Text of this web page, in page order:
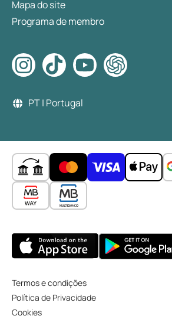
Mapa do site
Programa de membro
PT | Portugal
Termos e condições
Política de Privacidade
Cookies